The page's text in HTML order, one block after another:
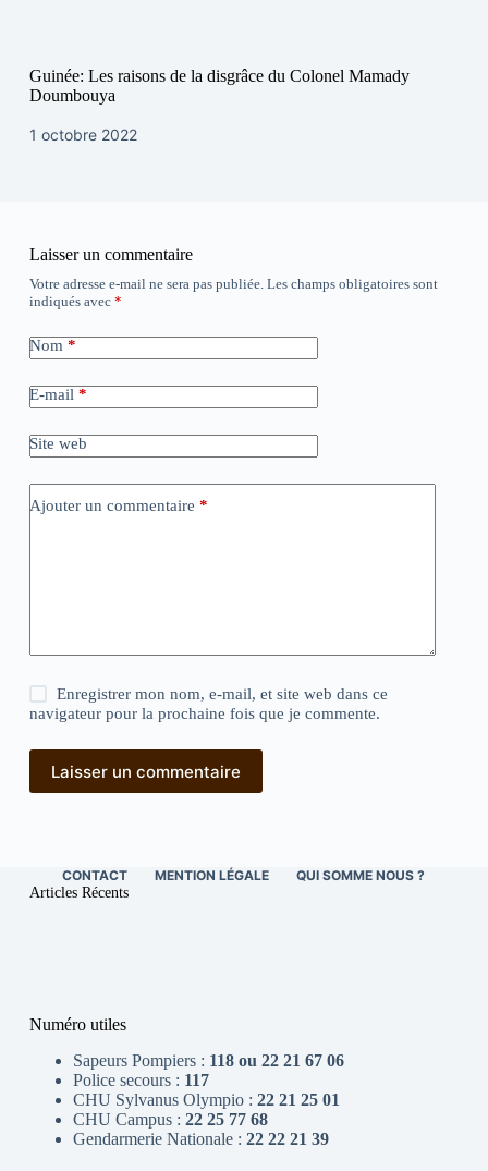
Guinée: Les raisons de la disgrâce du Colonel Mamady
Doumbouya
1 octobre 2022
Laisser un commentaire
Votre adresse e-mail ne sera pas publiée. Les champs obligatoires sont
indiqués avec *
Nom *
E-mail *
Site web
Ajouter un commentaire *
Enregistrer mon nom, e-mail, et site web dans ce
navigateur pour la prochaine fois que je commente.
Laisser un commentaire
CONTACT MENTION LÉGALE QUI SOMME NOUS ?
Articles Récents
Numéro utiles
Sapeurs Pompiers : 118 ou 22 21 67 06
Police secours : 117
CHU Sylvanus Olympio : 22 21 25 01
CHU Campus : 22 25 77 68
Gendarmerie Nationale : 22 22 21 39